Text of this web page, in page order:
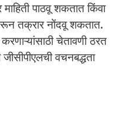
माहिती पाठवू शकतात किंवा
तक्रार नोंदवू शकतात.
चेतावणी ठरत
वचनबद्धता